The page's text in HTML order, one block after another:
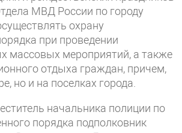
МВД России по городу
охрану
при проведении
массовых мероприятий, а также
отдыха граждан, причем,
но и на поселках города.
начальника полиции по
порядка подполковник